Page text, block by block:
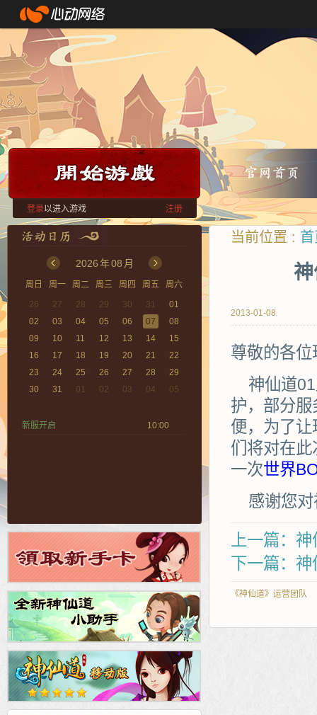
登录以进入游戏 注册
2026年08 月
周日 周一 周二 周三 周四 周五
周六
26
27 28 29 30 31
01
02
03 04 05 06 07
08
09
10 11 12 13 14
15
16
17 18 19 20 21
22
23
24 25 26 27 28
29
30
31 01 02 03 04 05
新服开启 10:00
当前位置 :
2013-01-08
尊敬的各位
神仙道
护，部分
便，为了
们将对在此
一次世界
感谢您
上一篇：
下一篇：
《神仙道》运营团队